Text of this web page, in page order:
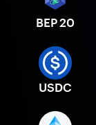
BEP 20
USDC